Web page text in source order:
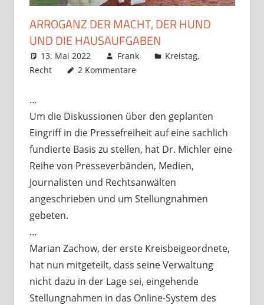
ARROGANZ DER MACHT, DER HUND
UND DIE HAUSAUFGABEN
13. Mai 2022 Frank Kreistag,
Recht
2 Kommentare
…
Um die Diskussionen über den geplanten
Eingriff in die Pressefreiheit auf eine sachlich
fundierte Basis zu stellen, hat Dr. Michler eine
Reihe von Presseverbänden, Medien,
Journalisten und Rechtsanwälten
angeschrieben und um Stellungnahmen
gebeten.
…
Marian Zachow, der erste Kreisbeigeordnete,
hat nun mitgeteilt, dass seine Verwaltung
nicht dazu in der Lage sei, eingehende
Stellungnahmen in das Online-System des